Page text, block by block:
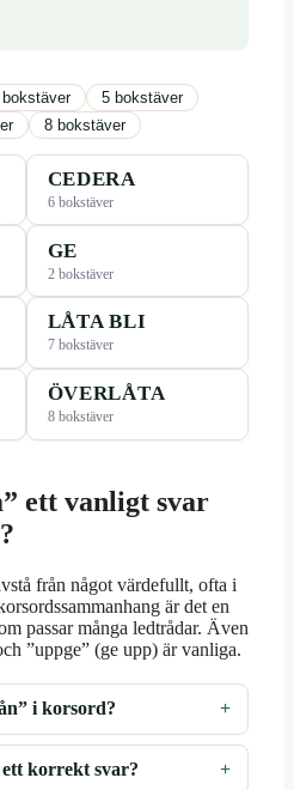
5 bokstäver
8 bokstäver
CEDERA
6 bokstäver
GE
2 bokstäver
LÅTA BLI
7 bokstäver
ÖVERLÅTA
8 bokstäver
ett vanligt svar
från något värdefullt, ofta i
är det en
passar många ledtrådar. Även
”uppge” (ge upp) är vanliga.
i korsord?
korrekt svar?